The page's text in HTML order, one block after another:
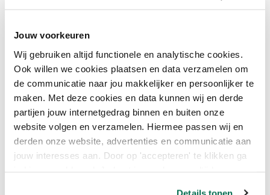
Jouw voorkeuren
Wij gebruiken altijd functionele en analytische cookies.
Ook willen we cookies plaatsen en data verzamelen om
de communicatie naar jou makkelijker en persoonlijker te
maken. Met deze cookies en data kunnen wij en derde
partijen jouw internetgedrag binnen en buiten onze
website volgen en verzamelen. Hiermee passen wij en
derden onze website, advertenties en communicatie aan
jouw interesses aan. Door op 'accepteren' te klikken ga
Details tonen
FARROW AND BALL
Farrow and Ball French Gray
€58,00
FARROW AND BALL
Farrow and Ball Card Room
Green
€58,00